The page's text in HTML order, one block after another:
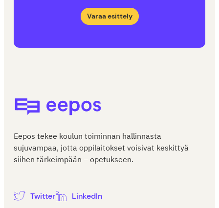
Varaa esittely
Eepos-oppilaitoshallinta
Eepos tekee koulun toiminnan hallinnasta
sujuvampaa, jotta oppilaitokset voisivat keskittyä
siihen tärkeimpään – opetukseen.
Twitter LinkedIn